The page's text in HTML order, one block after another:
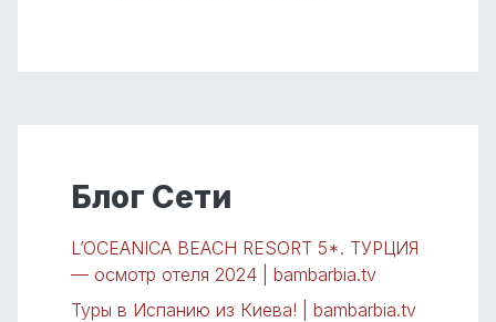
Блог Сети
L’OCEANICA BEACH RESORT 5*. ТУРЦИЯ
— осмотр отеля 2024 | bambarbia.tv
Туры в Испанию из Киева! | bambarbia.tv